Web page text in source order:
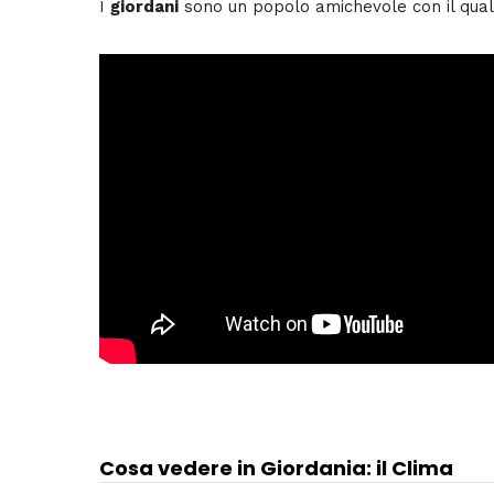
I giordani sono un popolo amichevole con il
Cosa vedere in Giordania: il Clima